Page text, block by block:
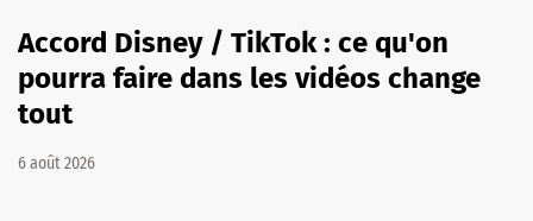
Accord Disney / TikTok : ce qu'on
pourra faire dans les vidéos change
tout
6 août 2026